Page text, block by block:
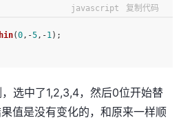
javascript 复制代码
(0,-5,-1);
选中了1,2,3,4，然后0位开始替
值是没有变化的，和原来一样顺